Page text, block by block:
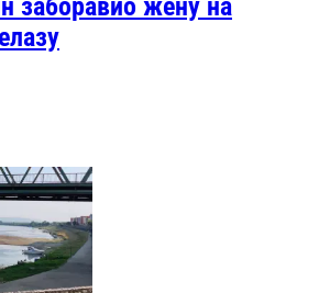
заборавио жену на